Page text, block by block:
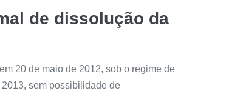
de dissolução da
20 de maio de 2012, sob o regime de
sem possibilidade de